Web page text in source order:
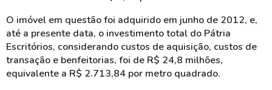
O imóvel em questão foi adquirido em junho de 2012, e,
até a presente data, o investimento total do Pátria
Escritórios, considerando custos de aquisição, custos de
transação e benfeitorias, foi de R$ 24,8 milhões,
equivalente a R$ 2.713,84 por metro quadrado.